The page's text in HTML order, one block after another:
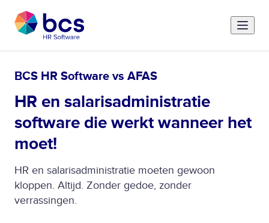
BCS HR Software vs AFAS
HR en salarisadministratie
software die werkt wanneer het
moet!
HR en salarisadministratie moeten gewoon
kloppen. Altijd. Zonder gedoe, zonder
verrassingen.